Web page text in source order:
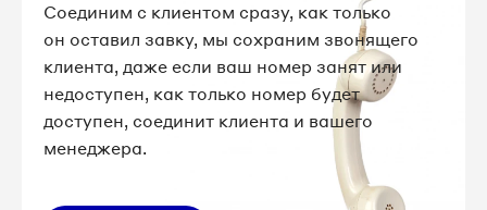
Соединим с клиентом сразу, как только
он оставил завку, мы сохраним звонящего
клиента, даже если ваш номер занят или
недоступен, как только номер будет
доступен, соединит клиента и вашего
менеджера.